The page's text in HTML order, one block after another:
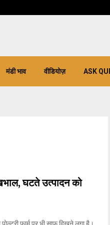
मंडी भाव वीडियोज़ ASK
घटते उत्पादन को